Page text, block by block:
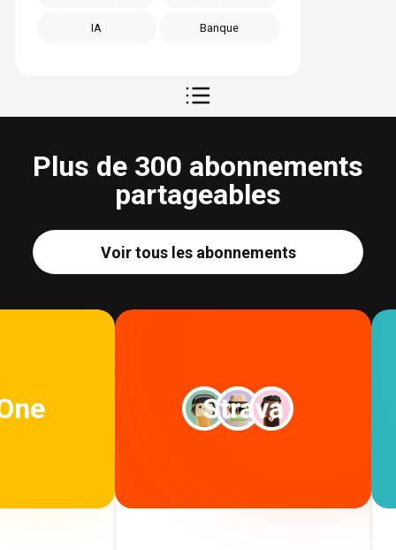
IA Banque
Plus de 300 abonnements
partageables
Voir tous les abonnements
Strava